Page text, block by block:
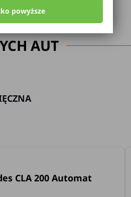
AUT
CLA 200 Automat
powyższe